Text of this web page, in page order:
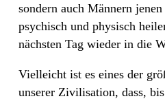
sondern auch Männern
psychisch und physisch
nächsten Tag wieder in die
Vielleicht ist es eines der
unserer Zivilisation, dass,